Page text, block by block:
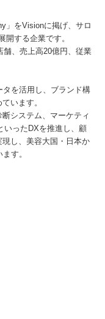
」をVisionに掲げ、サロ
開する企業です。
舗、売上高20億円、従業
を活用し、ブランド構
います。
システム、マーケティ
いったDXを推進し、顧
し、美容大国・日本か
す。